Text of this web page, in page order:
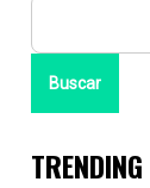
Buscar
TRENDING